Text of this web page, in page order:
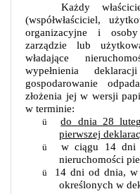
Każdy
(współwłaściciel,
organizacyjne i
zarządzie lub
władające
wypełnienia
gospodarowanie
złożenia jej w wersji
w terminie:
ü
do dnia 28
pierwszej
ü
w ciągu 14 dni
nieruchomości
ü
14 dni od dnia, w
określonych w